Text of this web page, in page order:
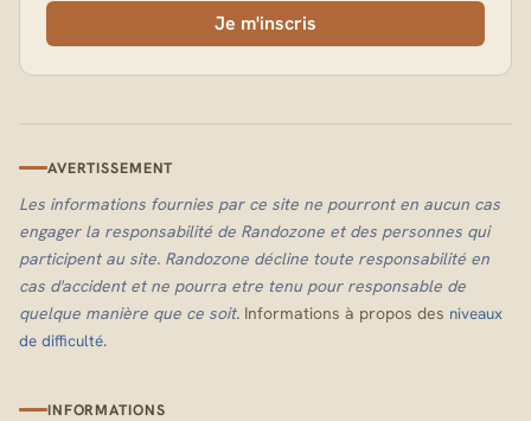
Je m'inscris
AVERTISSEMENT
Les informations fournies par ce site ne pourront en aucun cas
engager la responsabilité de Randozone et des personnes qui
participent au site. Randozone décline toute responsabilité en
cas d'accident et ne pourra etre tenu pour responsable de
quelque manière que ce soit. Informations à propos des niveaux
de difficulté.
INFORMATIONS